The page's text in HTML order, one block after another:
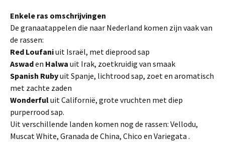
Enkele ras omschrijvingen
De granaatappelen die naar Nederland komen zijn vaak van
de rassen:
Red Loufaniuit Israël, met dieprood sap
Aswaden Halwa uit Irak, zoetkruidig van smaak
Spanish Rubyuit Spanje, lichtrood sap, zoet en aromatisch
met zachte zaden
Wonderfuluit Californië, grote vruchten met diep
purperrood sap.
Uit verschillende landen komen nog de rassen: Vellodu,
Muscat White, Granada de China, Chico en Variegata .